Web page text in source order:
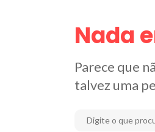
Nada
Parece que
talvez uma